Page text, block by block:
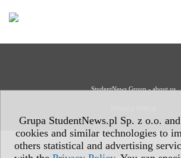
Grupa StudentNews.pl Sp. z o.o.
cookies and similar technologies to
others statistical and advertising
StudentNews Group - about us